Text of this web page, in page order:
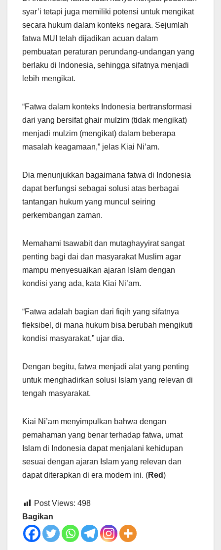
syar’i tetapi juga memiliki potensi untuk mengikat
secara hukum dalam konteks negara. Sejumlah
fatwa MUI telah dijadikan acuan dalam
pembuatan peraturan perundang-undangan yang
berlaku di Indonesia, sehingga sifatnya menjadi
lebih mengikat.
“Fatwa dalam konteks Indonesia bertransformasi
dari yang bersifat ghair mulzim (tidak mengikat)
menjadi mulzim (mengikat) dalam beberapa
masalah keagamaan,” jelas Kiai Ni’am.
Dia menunjukkan bagaimana fatwa di Indonesia
dapat berfungsi sebagai solusi atas berbagai
tantangan hukum yang muncul seiring
perkembangan zaman.
Memahami tsawabit dan mutaghayyirat sangat
penting bagi dai dan masyarakat Muslim agar
mampu menyesuaikan ajaran Islam dengan
kondisi yang ada, kata Kiai Ni’am.
“Fatwa adalah bagian dari fiqih yang sifatnya
fleksibel, di mana hukum bisa berubah mengikuti
kondisi masyarakat,” ujar dia.
Dengan begitu, fatwa menjadi alat yang penting
untuk menghadirkan solusi Islam yang relevan di
tengah masyarakat.
Kiai Ni’am menyimpulkan bahwa dengan
pemahaman yang benar terhadap fatwa, umat
Islam di Indonesia dapat menjalani kehidupan
sesuai dengan ajaran Islam yang relevan dan
dapat diterapkan di era modern ini. (Red)
Post Views: 498
Bagikan